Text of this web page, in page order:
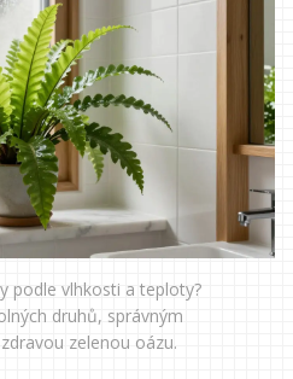
podle vlhkosti a teploty?
druhů, správným
zelenou oázu.